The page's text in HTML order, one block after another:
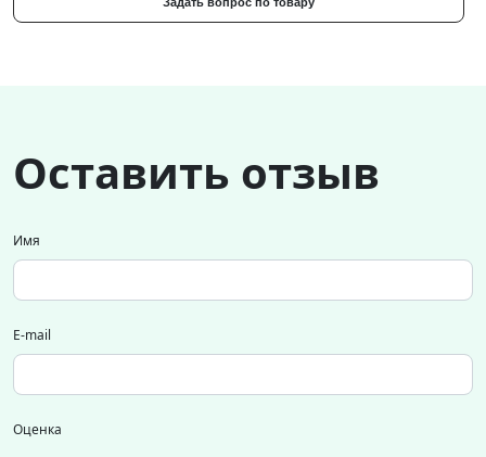
Оставить отзыв
Имя
E-mail
Оценка